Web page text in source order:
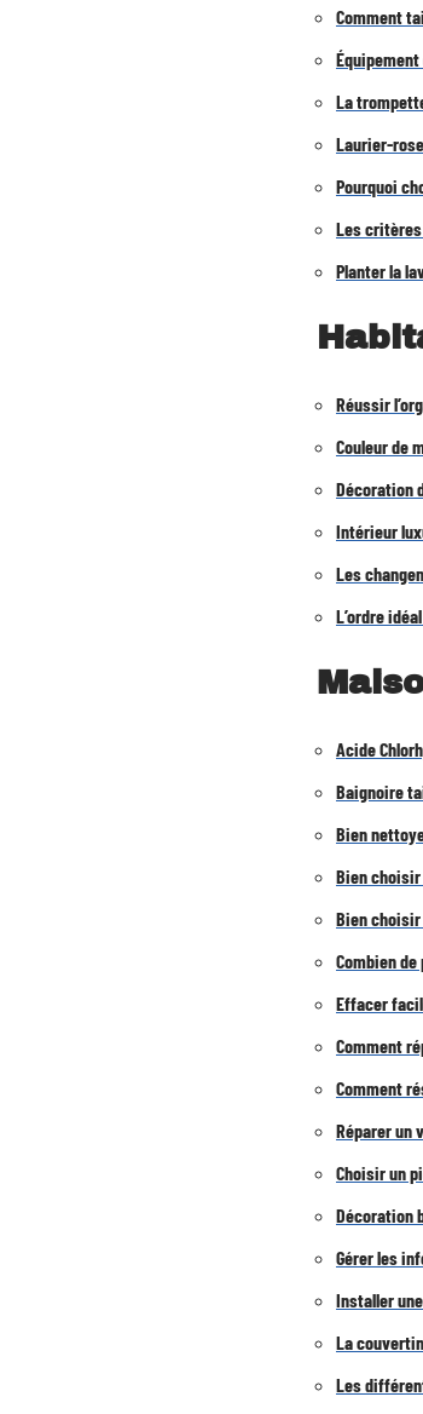
Comment
La
Laurier-
Pourquoi
Les
Planter la
Réussir
Couleur de
Décoration
Intérieur
Les
L’ordre
Acide
Baignoire
Bien
Bien choisir
Bien
Combien
Effacer
Comment
Comment
Réparer un
Choisir un
Décoration
Gérer les
Installer
La
Les